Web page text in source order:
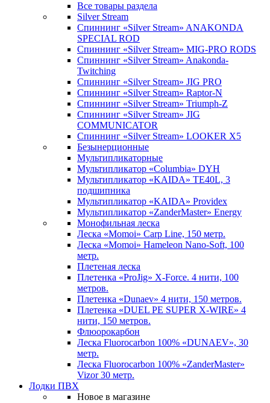
Все товары раздела
Silver Stream
Спиннинг «Silver Stream» ANAKONDA
SPECIAL ROD
Спиннинг «Silver Stream» MIG-PRO RODS
Спиннинг «Silver Stream» Anakonda-
Twitching
Спиннинг «Silver Stream» JIG PRO
Спиннинг «Silver Stream» Raptor-N
Спиннинг «Silver Stream» Triumph-Z
Спиннинг «Silver Stream» JIG
COMMUNICATOR
Спиннинг «Silver Stream» LOOKER X5
Безынерционные
Мультипликаторные
Мультипликатор «Columbia» DYH
Мультипликатор «KAIDA» TE40L, 3
подшипника
Мультипликатор «KAIDA» Providex
Мультипликатор «ZanderMaster» Energy
Монофильная леска
Леска «Momoi» Carp Line, 150 метр.
Леска «Momoi» Hameleon Nano-Soft, 100
метр.
Плетеная леска
Плетенка «ProJig» X-Force. 4 нити, 100
метров.
Плетенка «Dunaev» 4 нити, 150 метров.
Плетенка «DUEL PE SUPER X-WIRE» 4
нити, 150 метров.
Флюорокарбон
Леска Fluorocarbon 100% «DUNAEV», 30
метр.
Леска Fluorocarbon 100% «ZanderMaster»
Vizor 30 метр.
Лодки ПВХ
Новое в магазине